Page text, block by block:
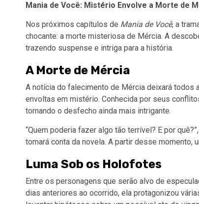
Mania de Você: Mistério Envolve a Morte de
Nos próximos capítulos de Mania de Você, a
chocante: a morte misteriosa de Mércia. A
trazendo suspense e intriga para a história.
A Morte de Mércia
A notícia do falecimento de Mércia deixará todos
envoltas em mistério. Conhecida por seus
tornando o desfecho ainda mais intrigante.
“Quem poderia fazer algo tão terrível? E por
tomará conta da novela. A partir desse momento,
Luma Sob os Holofotes
Entre os personagens que serão alvo de
dias anteriores ao ocorrido, ela protagonizou